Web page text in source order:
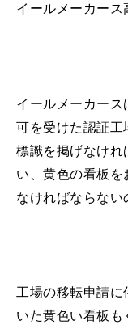
買取Q&A
ローバーミニ
MINI Blog
Movie 動画
スタッフ紹介
MAP
リクルート
お知らせ
お問い合わせ
BMW MINIサービ
イールメーカース
イールメーカー
可を受けた認証工
標識を掲げなけれ
い、黄色の看板を
なければならない
工場の移転申請
いた黄色い看板